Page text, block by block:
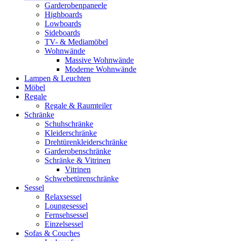
Garderobenpaneele
Highboards
Lowboards
Sideboards
TV- & Mediamöbel
Wohnwände
Massive Wohnwände
Moderne Wohnwände
Lampen & Leuchten
Möbel
Regale
Regale & Raumteiler
Schränke
Schuhschränke
Kleiderschränke
Drehtürenkleiderschränke
Garderobenschränke
Schränke & Vitrinen
Vitrinen
Schwebetürenschränke
Sessel
Relaxsessel
Loungesessel
Fernsehsessel
Einzelsessel
Sofas & Couches